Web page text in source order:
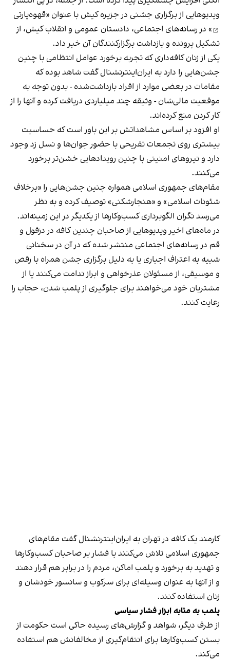
ویدیوهایی از برگزاری جشنی در جزیره کیش با عنوان «قهوه‌پارتی
» در رسانه‌های اجتماعی، دادستان عمومی و انقلاب کیش، از
تشکیل پرونده و بازداشت برگزارکنندگان آن خبر داد.
یکی از زنان کافه‌داری که تجربه برخورد عوامل انتظامی با چنین
جشن‌هایی را دارد به ایران‌اینترنشنال گفت شاهد بوده که
مقامات در بعضی موارد از افراد بازداشت‌‌شده - بدون توجه به
موقعیت مالی‌شان - وثیقه چند میلیاردی دریافت کرده و آنها را از
کار کردن منع کرده‌اند.
او افزود بر اساس مشاهداتش بر این باور است که حساسیت
بیشتری روی تجمعات تفریحی با حضور جوان‌ها و نسل زد وجود
دارد و نیروهای امنیتی با چنین رویدادهایی خشن‌تر برخورد
می‌کنند.
مقام‌های جمهوری اسلامی همواره چنین جشن‌هایی را «برخلاف
شئونات اسلامی» و «هنجارشکنی» توصیف کرده و به نظر
می‌رسد نگران الگوبرداری کسب‌وکارها از یکدیگر در این زمینه‌اند.
در ماه‌های اخیر ویدیوهایی از صاحبان چندین کافه در دزفول و
قم در رسانه‌های اجتماعی منتشر شده که در آن در سخنانی
شبیه به اعتراف اجباری یا به دلیل برگزاری جشن همراه با رقص
و موسیقی، از مسئولان عذرخواهی و ابراز ندامت می‌کنند یا از
مشتریان خود می‌خواهند برای جلوگیری از پلمب شدن، حجاب را
رعایت کنند.
کارمند یک کافه در تهران به ایران‌اینترنشنال گفت مقام‌های
جمهوری اسلامی تلاش می‌کنند با فشار بر صاحبان کسب‌وکارها
و تهدید به برخورد و پلمب اماکن، مردم را در برابر هم قرار دهند
و از آنها به عنوان وسیله‌ای برای سرکوب و سانسور خودشان و
زنان استفاده کنند.
پلمب به مثابه ابزار فشار سیاسی
از طرف دیگر، شواهد و گزارش‌های رسیده حاکی است حکومت از
بستن کسب‌وکارها برای انتقام‌گیری از مخالفانش هم استفاده
می‌کند.